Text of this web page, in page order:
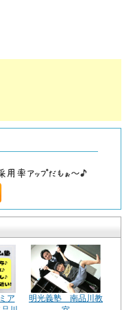
ア
明光義塾 南品川教